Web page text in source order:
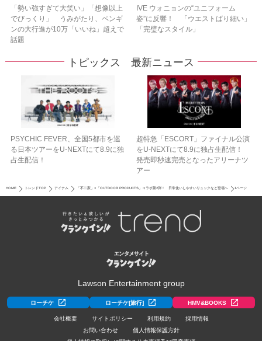
「勢い強すぎて大笑い」「想像以上
でびっくり」 うみがたり、ペンギ
ンの大行進が10万「いいね」超えで
話題
IVE ウォニョンの“ユニフォーム
姿”に反響！ 「ウエストばり細い」
「完璧なスタイル」
トピックス 最新ニュース
PSYCHIC FEVER、全国5都市を巡
る日本ツアーをU‐NEXTにて8.9に独
占生配信！
超特急「ESCORT」ファイナル公演
をU-NEXTにて8.9に独占生配信！
発売即秒速完売となったアリーナツ
アー
HOME トレンドTOP アイテム 「不二家」×「OUTDOOR PRODUCTS」コラボ第2弾！ 日常使いしやすいリュックなど登場へ 1ページ
Lawson Entertainment group
ローチケ ローチケ[旅行] HMV&BOOKS
会社概要 サイトポリシー 利用規約
採用情報
お問い合わせ
個人情報保護方針